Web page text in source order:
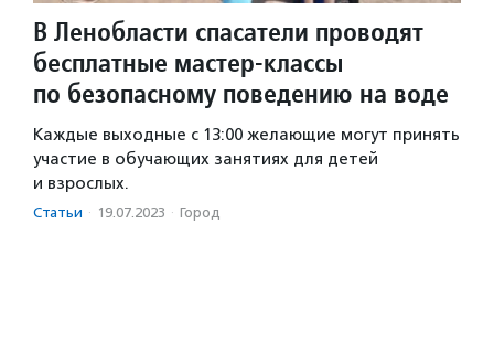
В Ленобласти спасатели проводят
бесплатные мастер-классы
по безопасному поведению на воде
Каждые выходные с 13:00 желающие могут принять
участие в обучающих занятиях для детей
и взрослых.
Статьи · 19.07.2023 · Город